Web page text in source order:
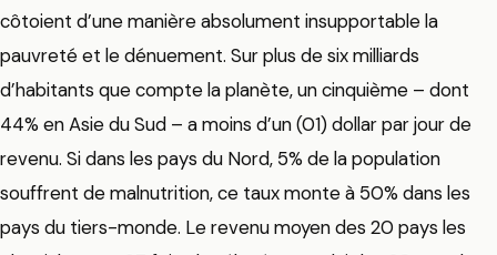
côtoient d’une manière absolument insupportable la
pauvreté et le dénuement. Sur plus de six milliards
d’habitants que compte la planète, un cinquième – dont
44% en Asie du Sud – a moins d’un (01) dollar par jour de
revenu. Si dans les pays du Nord, 5% de la population
souffrent de malnutrition, ce taux monte à 50% dans les
pays du tiers-monde. Le revenu moyen des 20 pays les